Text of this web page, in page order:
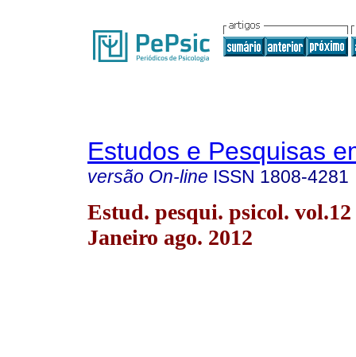
Estudos e Pesquisas
versão On-line ISSN 1808-4281
Estud. pesqui. psicol.
Janeiro ago. 2012